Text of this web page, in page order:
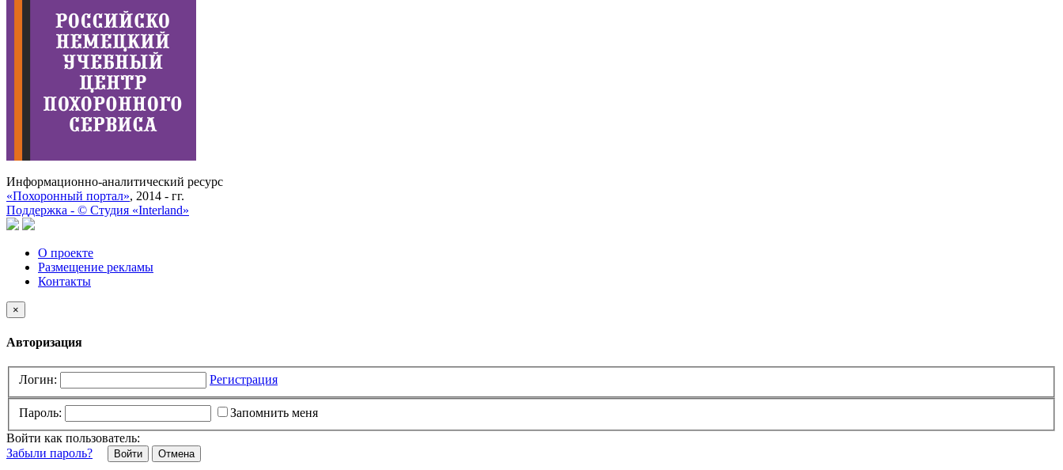
Информационно-аналитический ресурс
«Похоронный портал», 2014 - гг.
Поддержка - © Cтудия «Interland»
О проекте
Размещение рекламы
Контакты
×
Авторизация
Логин: Регистрация
Пароль:
Запомнить меня
Войти как пользователь:
Забыли пароль?
Отмена